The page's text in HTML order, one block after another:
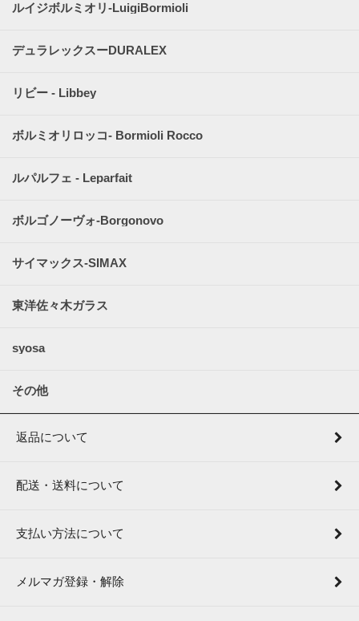
ルイジボルミオリ-LuigiBormioli
デュラレックスーDURALEX
リビー - Libbey
ボルミオリロッコ- Bormioli Rocco
ルパルフェ - Leparfait
ボルゴノーヴォ-Borgonovo
サイマックス-SIMAX
東洋佐々木ガラス
syosa
その他
返品について
配送・送料について
支払い方法について
メルマガ登録・解除